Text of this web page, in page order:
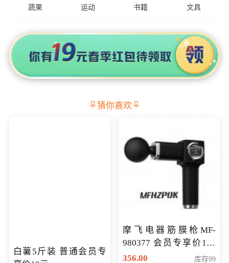
蔬果 运动 书籍 文具
猜你喜欢
白薯5斤装 普通会员专
摩飞电器筋膜枪MF-
980377 会员专享价199
元
356.00 库存99